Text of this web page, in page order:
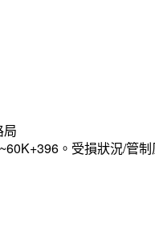
局
。受損狀況/管